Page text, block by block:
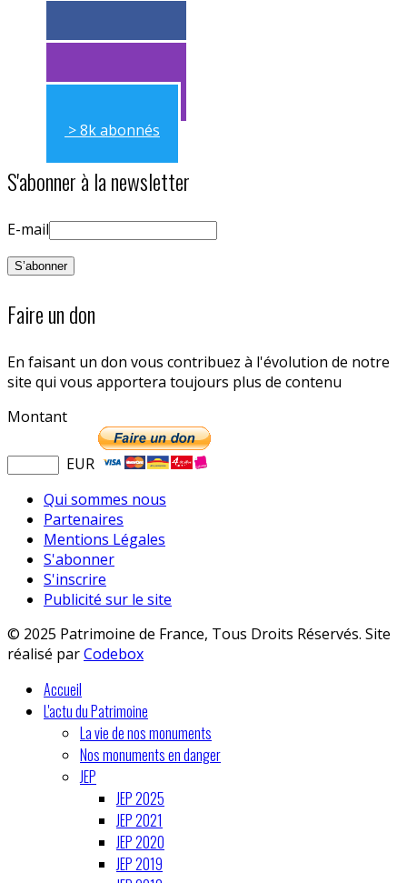
> 11k abonnés
> 11k abonnés
> 8k abonnés
S'abonner à la newsletter
E-mail
Faire un don
En faisant un don vous contribuez à l'évolution de notre
site qui vous apportera toujours plus de contenu
Montant
EUR
Qui sommes nous
Partenaires
Mentions Légales
S'abonner
S'inscrire
Publicité sur le site
© 2025 Patrimoine de France, Tous Droits Réservés. Site
réalisé parCodebox
Accueil
L'actu du Patrimoine
La vie de nos monuments
Nos monuments en danger
JEP
JEP 2025
JEP 2021
JEP 2020
JEP 2019